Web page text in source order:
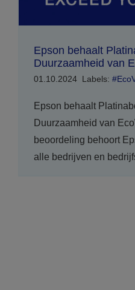
Epson behaalt
Duurzaamheid van
01.10.2024 Labels:
Epson behaalt
Duurzaamheid van
beoordeling behoort
alle bedrijven en